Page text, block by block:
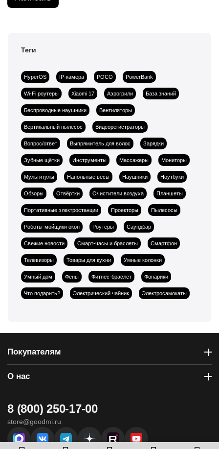
Теги
HyperOS IP-камера POCO PowerBank
Wi-Fi роутеры Xiaomi 17 Аэрогрили База знаний
Беспроводные наушники Вентиляторы
Вертикальный пылесос Видеорегистраторы
Вопрос/ответ Выпрямитель для волос Зарядки
Зубные щётки Инструменты Массажеры Мониторы
Мультитулы Напольные весы Наушники Ноутбуки
Обзоры Отвёртки Очистители воздуха Планшеты
Портативные электростанции Проекторы Пылесосы
Роботы-мойщики окон Роутеры Саундбар
Свежие новости Смарт-часы и браслеты Смартфон
Телевизоры Товары для кухни Умные колонки
Умный дом Фены Фитнес-браслет Фонарики
Что подарить? Электрический чайник Электросамокаты
Покупателям
О нас
8 (800) 250-17-00
store@goodmi.ru